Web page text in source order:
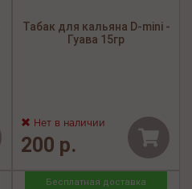
Табак для кальяна D-mini -
Гуава 15гр
Нет в наличии
200 р.
Бесплатная доставка